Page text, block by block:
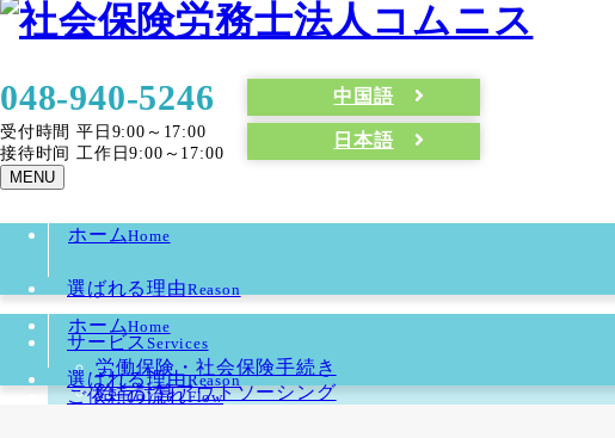
048-940-5246
受付時間 平日9:00～17:00
接待时间 工作日9:00～17:00
中国語
日本語
MENU
ホームHome
選ばれる理由Reason
サービスServices
労働保険・社会保険手続き
給与計算アウトソーシング
ご依頼の流れFlow
ホームHome
選ばれる理由Reason